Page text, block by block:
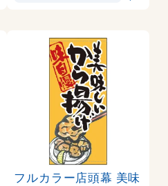
フルカラー店頭幕 美味